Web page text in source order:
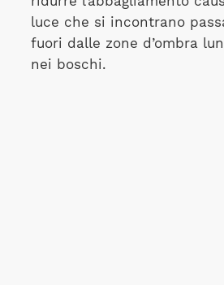
luce che si incontrano
fuori dalle zone d’ombra
nei boschi.